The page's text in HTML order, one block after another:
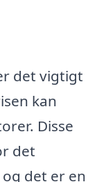
det vigtigt
kan
Disse
det
det er en